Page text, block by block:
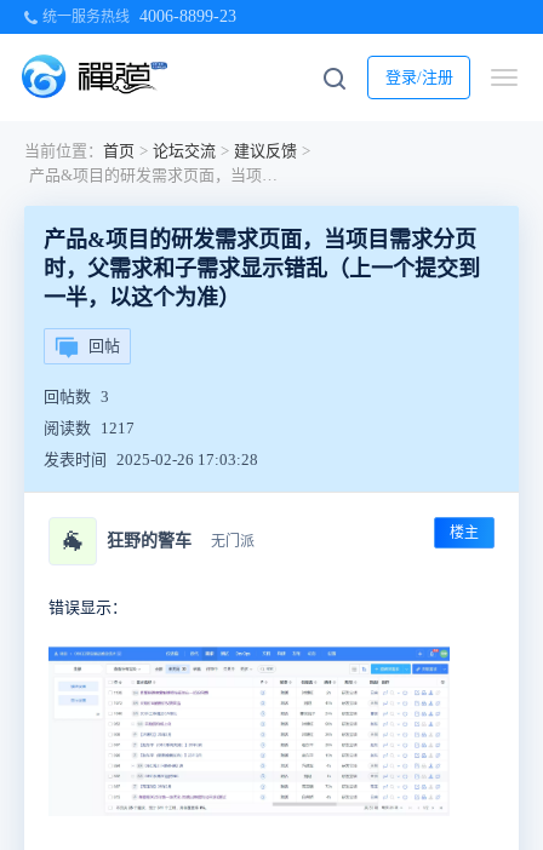
统一服务热线 4006-8899-23
登录/注册
当前位置： 首页 > 论坛交流 > 建议反馈 >
产品&项目的研发需求页面，当项目需求分页时，父需求和子需求显示错乱（上一个提交到一半，以这个为准）
产品&项目的研发需求页面，当项目需求分页
时，父需求和子需求显示错乱（上一个提交到
一半，以这个为准）
回帖
回帖数 3
阅读数 1217
发表时间
2025-02-26 17:03:28
🐐 狂野的警车 无门派 楼主
错误显示：